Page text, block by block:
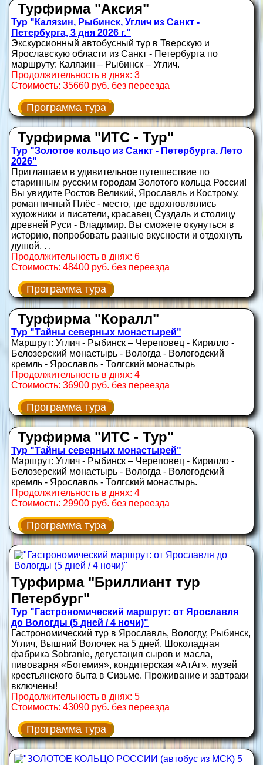
Турфирма "Аксия"
Тур "Калязин, Рыбинск, Углич из Санкт -
Петербурга, 3 дня 2026 г."
Экскурсионный автобусный тур в Тверскую и
Ярославскую области из Санкт - Петербурга по
маршруту: Калязин – Рыбинск – Углич.
Продолжительность в днях: 3
Стоимость: 35660 руб. без переезда
Программа тура
Турфирма "ИТС - Тур"
Тур "Золотое кольцо из Санкт - Петербурга. Лето
2026"
Приглашаем в удивительное путешествие по
старинным русским городам Золотого кольца России!
Вы увидите Ростов Великий, Ярославль и Кострому,
романтичный Плёс - место, где вдохновлялись
художники и писатели, красавец Суздаль и столицу
древней Руси - Владимир. Вы сможете окунуться в
историю, попробовать разные вкусности и отдохнуть
душой. . .
Продолжительность в днях: 6
Стоимость: 48400 руб. без переезда
Программа тура
Турфирма "Коралл"
Тур "Тайны северных монастырей"
Маршрут: Углич - Рыбинск – Череповец - Кирилло -
Белозерский монастырь - Вологда - Вологодский
кремль - Ярославль - Толгский монастырь
Продолжительность в днях: 4
Стоимость: 36900 руб. без переезда
Программа тура
Турфирма "ИТС - Тур"
Тур "Тайны северных монастырей"
Маршрут: Углич - Рыбинск – Череповец - Кирилло -
Белозерский монастырь - Вологда - Вологодский
кремль - Ярославль - Толгский монастырь.
Продолжительность в днях: 4
Стоимость: 29900 руб. без переезда
Программа тура
Турфирма "Бриллиант тур
Петербург"
Тур "Гастрономический маршрут: от Ярославля
до Вологды (5 дней / 4 ночи)"
Гастрономический тур в Ярославль, Вологду, Рыбинск,
Углич, Вышний Волочек на 5 дней. Шоколадная
фабрика Sobranie, дегустация сыров и масла,
пивоварня «Богемия», кондитерская «АтАг», музей
крестьянского быта в Сизьме. Проживание и завтраки
включены!
Продолжительность в днях: 5
Стоимость: 43090 руб. без переезда
Программа тура